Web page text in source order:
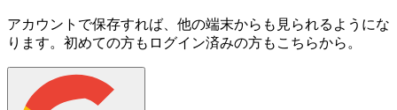
アカウントで保存すれば、他の端末からも見られるようにな
ります。初めての方もログイン済みの方もこちらから。